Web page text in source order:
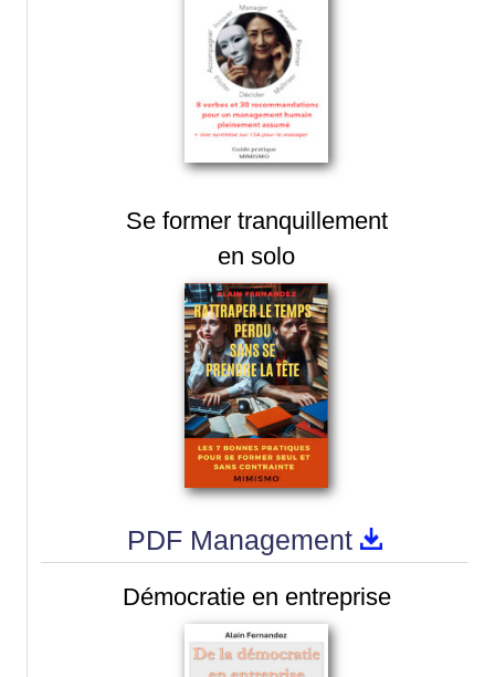
Se former tranquillement
en solo
PDF Management
Démocratie en entreprise